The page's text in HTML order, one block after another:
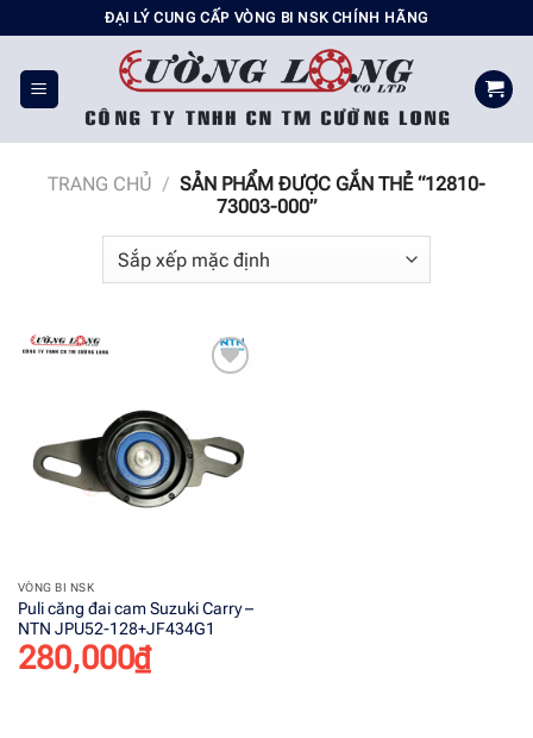
đến
nội
dung
ĐẠI LÝ CUNG CẤP VÒNG BI NSK CHÍNH HÃNG
TRANG CHỦ / SẢN PHẨM ĐƯỢC GẮN THẺ “12810-
73003-000”
wishlist
VÒNG BI NSK
Puli căng đai cam Suzuki Carry –
NTN JPU52-128+JF434G1
280,000₫